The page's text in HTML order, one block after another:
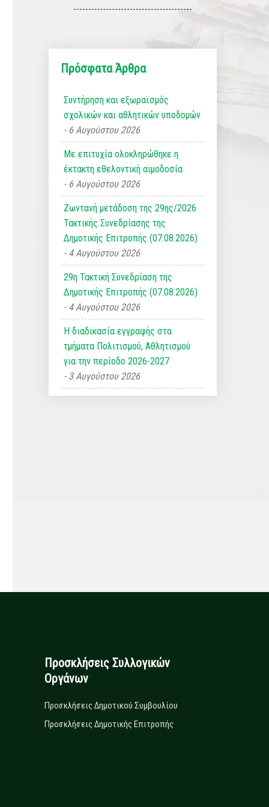
Πρόσφατα Άρθρα
Συντήρηση και εξωραϊσμός
σχολικών και αθλητικών υποδομών
6 Αυγούστου 2026
Με επιτυχία ολοκληρώθηκε η
έκτακτη εθελοντική αιμοδοσία
6 Αυγούστου 2026
Ζωντανή μετάδοση της 29ης/2026
Τακτικής Συνεδρίασης της
Δημοτικής Επιτροπής (07.08.2026)
4 Αυγούστου 2026
29η Τακτική Συνεδρίαση της
Δημοτικής Επιτροπής (07.08.2026)
4 Αυγούστου 2026
Η διαδικασία εγγραφής στα
τμήματα Πολιτισμού, Αθλητισμού
για την περίοδο 2026-2027
3 Αυγούστου 2026
Προσκλήσεις Συλλογικών
Οργάνων
Προσκλήσεις Δημοτικού Συμβουλίου
Προσκλήσεις Δημοτικής Επιτροπής